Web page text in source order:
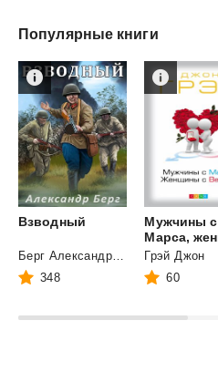
Популярные книги
Взводный
Берг Александр Анатольевич
348
Мужчины с
Грэй Джон
60